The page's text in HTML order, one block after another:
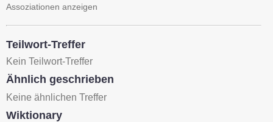
Assoziationen anzeigen
Teilwort-Treffer
Kein Teilwort-Treffer
Ähnlich geschrieben
Keine ähnlichen Treffer
Wiktionary